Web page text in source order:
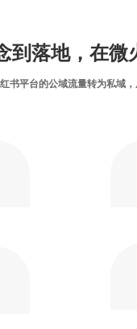
到落地，在微
书平台的公域流量转为私域